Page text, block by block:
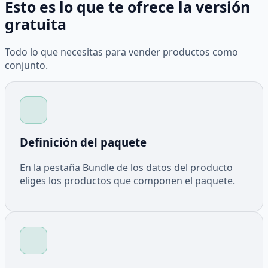
Esto es lo que te ofrece la versión
gratuita
Todo lo que necesitas para vender productos como
conjunto.
Definición del paquete
En la pestaña Bundle de los datos del producto
eliges los productos que componen el paquete.